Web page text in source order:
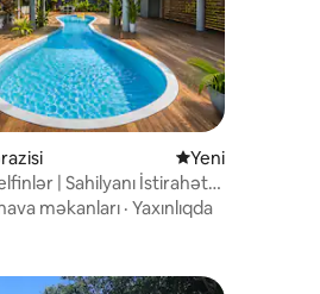
rəy
Qalmağa yeni yer
Yeni
| Sahilyanı İstirahət
məkanları · Yaxınlıqda